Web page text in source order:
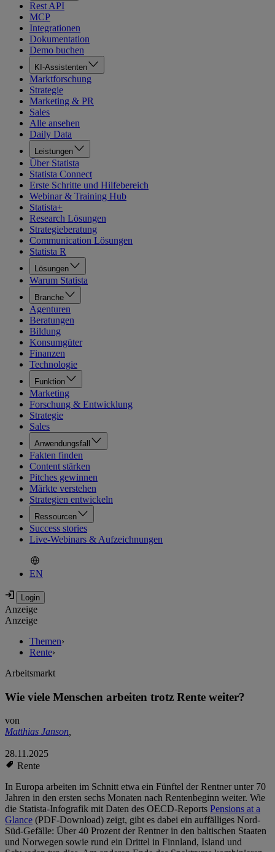
Rest API
MCP
Integrationen
Dokumentation
Demo buchen
KI-Assistenten
Marktforschung
Strategie
Marketing & PR
Sales
Alle ansehen
Daily Data
Leistungen
Über Statista
Statista Connect
Erste Schritte und Hilfebereich
Webinar & Training Hub
Statista+
Research Lösungen
Strategieberatung
Communication Lösungen
Statista R
Lösungen
Warum Statista
Branche
Agenturen
Beratungen
Bildung
Konsumgüter
Finanzen
Technologie
Funktion
Marketing
Forschung & Entwicklung
Strategie
Sales
Anwendungsfall
Fakten finden
Content stärken
Pitches gewinnen
Märkte verstehen
Strategien entwickeln
Ressourcen
Success stories
Live-Webinars & Aufzeichnungen
EN
Anzeige
Anzeige
Themen›
Rente›
Arbeitsmarkt
Wie viele Menschen arbeiten trotz Rente weiter?
von
Matthias Janson,
28.11.2025
Rente
In Europa arbeiten im Schnitt etwa ein Fünftel der Rentner unter 70
Jahren in den ersten sechs Monaten nach Rentenbeginn weiter. Wie
die Statista-Infografik mit Daten des OECD-Reports Pensions at a
Glance (PDF-Download) zeigt, gibt es dabei ein auffälliges Nord-
Süd-Gefälle: Über 40 Prozent der Rentner in den baltischen Staaten
und Norwegen sowie rund ein Drittel in Finnland, Island und